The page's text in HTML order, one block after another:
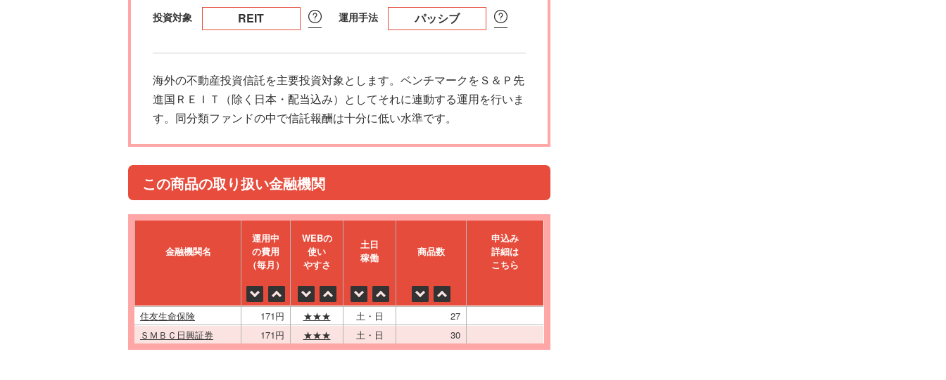
投資対象 REIT 運用手法 パッシブ
海外の不動産投資信託を主要投資対象とします。ベンチマークをＳ＆Ｐ先
進国ＲＥＩＴ（除く日本・配当込み）としてそれに連動する運用を行いま
す。同分類ファンドの中で信託報酬は十分に低い水準です。
この商品の取り扱い金融機関
金融機関名
運⽤中
の費⽤
（毎⽉）
WEBの
使い
やすさ
⼟⽇
稼働
商品数
申込み
詳細は
こちら
住友生命保険 171円 ★★★ 土・日
27
ＳＭＢＣ日興証券
171円 ★★★ 土・日 30